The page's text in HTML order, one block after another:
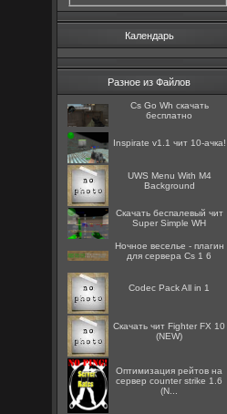
Календарь
Разное из Файлов
Cs Go Wh скачать
бесплатно
Inspirate v1.1 чит 10-ачка!
UWS Menu With M4
Background
Скачать беспалевый чит
Super Simple WH
Ночное веселье - плагин
для сервера Cs 1 6
Codec Pack All in 1
Скачать чит Fighter FX 10
(NEW)
Оптимизация рейтов на
сервер counter strike 1.6
(N...